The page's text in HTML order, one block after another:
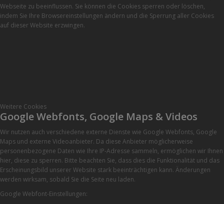
Webseite zu beeinflussen. Sie können die Cookies sperren oder löschen,
indem Sie Ihre Browsereinstellungen ändern und die Sperrung aller Cookies
auf dieser Website erzwingen.
Weitere Cookies
Google Webfonts, Google Maps & Videos
Wir nutzen auch verschiedene externe Dienste wie Google Webfonts, Google
Maps und externe Videoanbieter. Da diese Anbieter möglicherweise
personenbezogene Daten wie Ihre IP-Adresse sammeln, ermöglichen wir Ihnen
hier, diese zu sperren. Bitte beachten Sie, dass dies die Funktionalität und das
Erscheinungsbild unserer Website stark beeinträchtigen kann. Änderungen
werden wirksam, sobald Sie die Seite neu laden.
Google Webfont-Einstellungen: